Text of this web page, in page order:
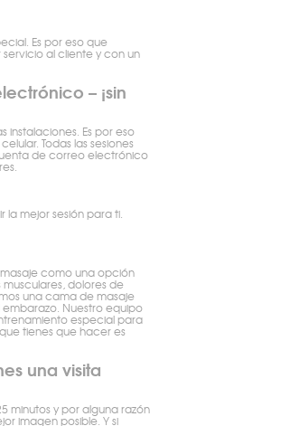
Es por eso que
al cliente y con un
– ¡sin
Es por eso
Todas las sesiones
de correo electrónico
mejor sesión para ti.
como una opción
dolores de
una cama de masaje
Nuestro equipo
especial para
tienes que hacer es
una visita
minutos y por alguna razón
imagen posible. Y si